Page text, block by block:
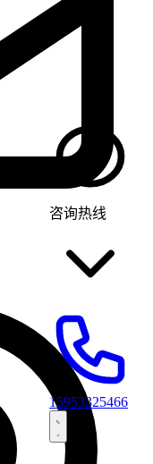
咨询热线
15953325466